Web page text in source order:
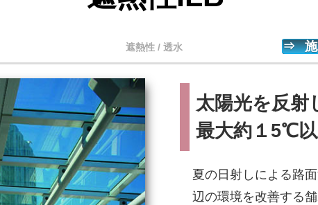
遮熱性 / 透水 ⇒ 施
太陽光を反射
最大約１5℃
夏の日射しによる路
辺の環境を改善する